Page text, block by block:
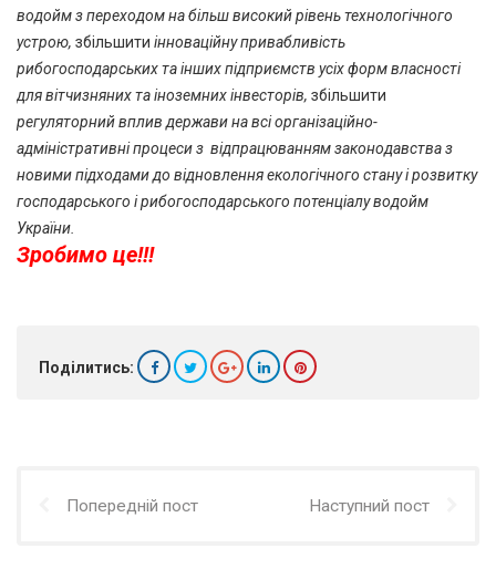
водойм з переходом на більш високий рівень технологічного
устрою, збільшити інноваційну привабливість
рибогосподарських та інших підприємств усіх форм власності
для вітчизняних та іноземних інвесторів, збільшити
регуляторний вплив держави на всі організаційно-
адміністративні процеси з відпрацюванням законодавства з
новими підходами до відновлення екологічного стану і розвитку
господарського і рибогосподарського потенціалу водойм
України.
Зробимо це!!!
Поділитись:
Попередній пост Наступний пост